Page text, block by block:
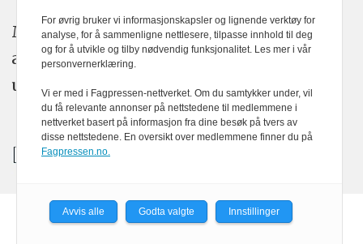
Medier24s redaksjon har alltid det fulle
ansvar for publisert innhold, med eller
uten bruk av kunstig intelligens.
For øvrig bruker vi informasjonskapsler og lignende verktøy for
analyse, for å sammenligne nettlesere, tilpasse innhold til deg
og for å utvikle og tilby nødvendig funksjonalitet. Les mer i vår
personvernerklæring.
Vi er med i Fagpressen-nettverket. Om du samtykker under, vil
du få relevante annonser på nettstedene til medlemmene i
nettverket basert på informasjon fra dine besøk på tvers av
disse nettstedene. En oversikt over medlemmene finner du på
Fagpressen.no.
Avvis alle Godta valgte Innstillinger